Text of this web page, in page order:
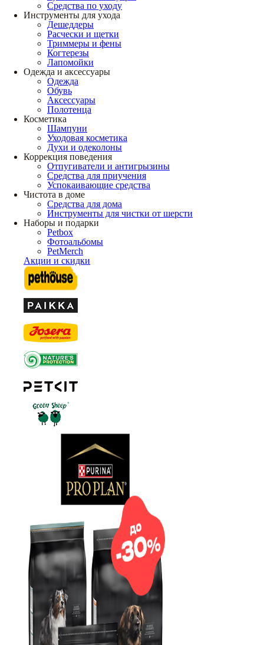
Средства по уходу
Инструменты для ухода
Дешеддеры
Расчески и щетки
Триммеры и фены
Когтерезы
Лапомойки
Одежда и аксессуары
Одежда
Обувь
Аксессуары
Полотенца
Косметика
Шампуни
Уходовая косметика
Духи и одеколоны
Коррекция поведения
Отпугиватели и антигрызины
Средства для приучения
Успокаивающие средства
Чистота в доме
Средства для дома
Инструменты для чистки от шерсти
Наборы и подарки
Petbox
Фотоальбомы
PetMerch
Акции и скидки